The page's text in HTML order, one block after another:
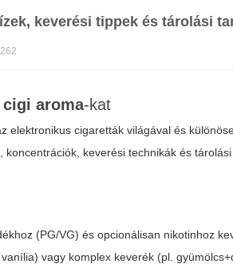
keverési tippek és tárolási
262
cigi aroma-kat
elektronikus cigaretták világával és
keverési technikák és tárolási
(PG/VG) és opcionálisan nikotinhoz
vagy komplex keverék (pl.